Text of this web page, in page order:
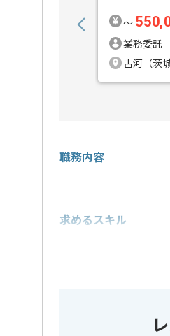
〜
業務委託
古河（茨
職務内容
求めるスキル